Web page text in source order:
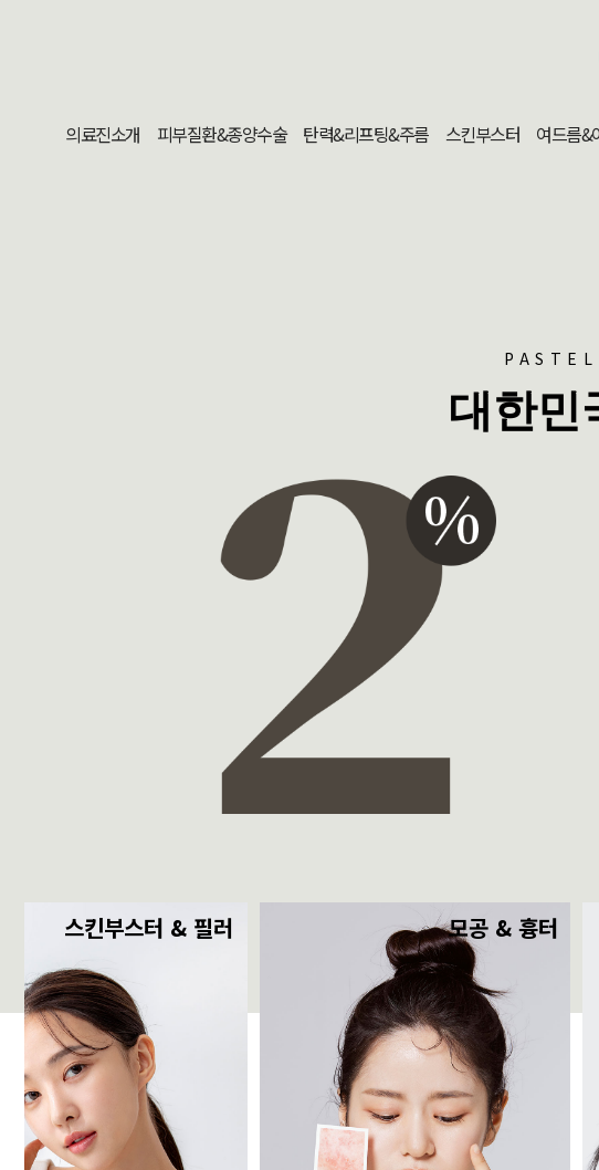
의료진소개 피부질환&종양수술 탄력&리프팅&주름 스킨부스터 여드름&
대한민
스킨부스터 & 필러 모공 & 흉터